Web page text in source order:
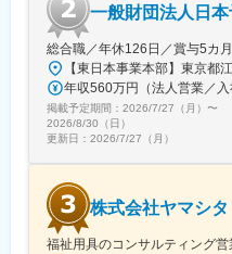
一般財団法人日
総合職／年休126日／賞与5カ
掲載予定期間： 2026/7/27（月） 〜
2026/8/30（日）
更新日： 2026/7/27（月）
株式会社ヤマシタ
福祉用具のコンサルティング